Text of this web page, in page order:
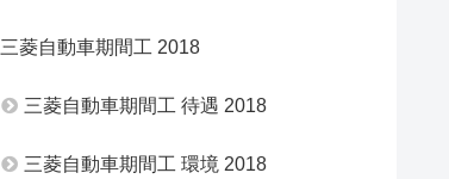
三菱自動車期間工 2018
三菱自動車期間工 待遇 2018
三菱自動車期間工 環境 2018